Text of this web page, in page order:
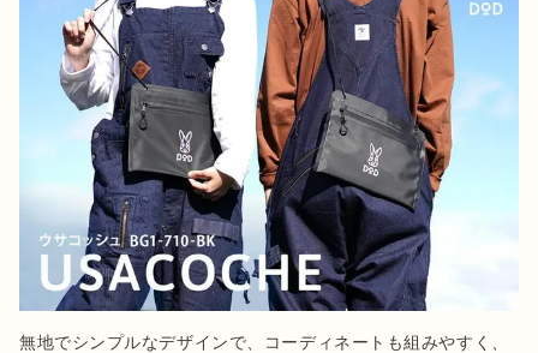
無地でシンプルなデザインで、コーディネートも組みやすく、